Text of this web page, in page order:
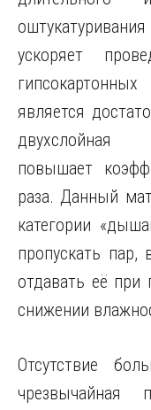
ускоряет
является
двухслойная
повышает
раза. Данный
категории
пропускать пар,
отдавать её
снижении
Отсутствие
чрезвычайная